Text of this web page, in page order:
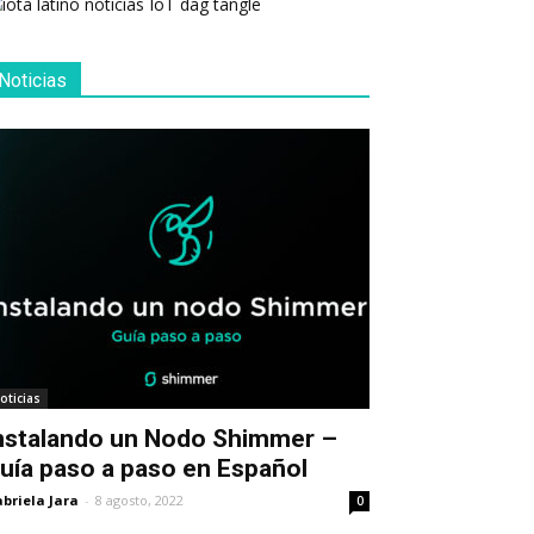
un Nodo Shimmer –
paso a paso en Español
Jara - 8 agosto, 2022 0